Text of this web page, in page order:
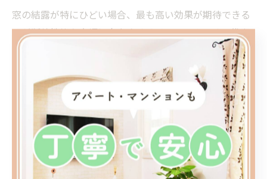
窓の結露が特にひどい場合、最も高い効果が期待できる
のが断熱性能を大幅に向上させるリフォームです。代表
的なのは、内窓（二重窓）の設置、断熱ガラスや樹脂サ
ッシへの交換です。これらは外気の影響を最小限に抑
え、室内外の温度差を緩和します。
例えば、二重窓にすることで、既存の窓の内側に新たな
窓を設置し、空気層を作ることで断熱効果を高めます。
断熱ガラスは特殊な膜やガス封入により、結露の発生を
さらに抑制します。費用感としては、窓サイズや仕様に